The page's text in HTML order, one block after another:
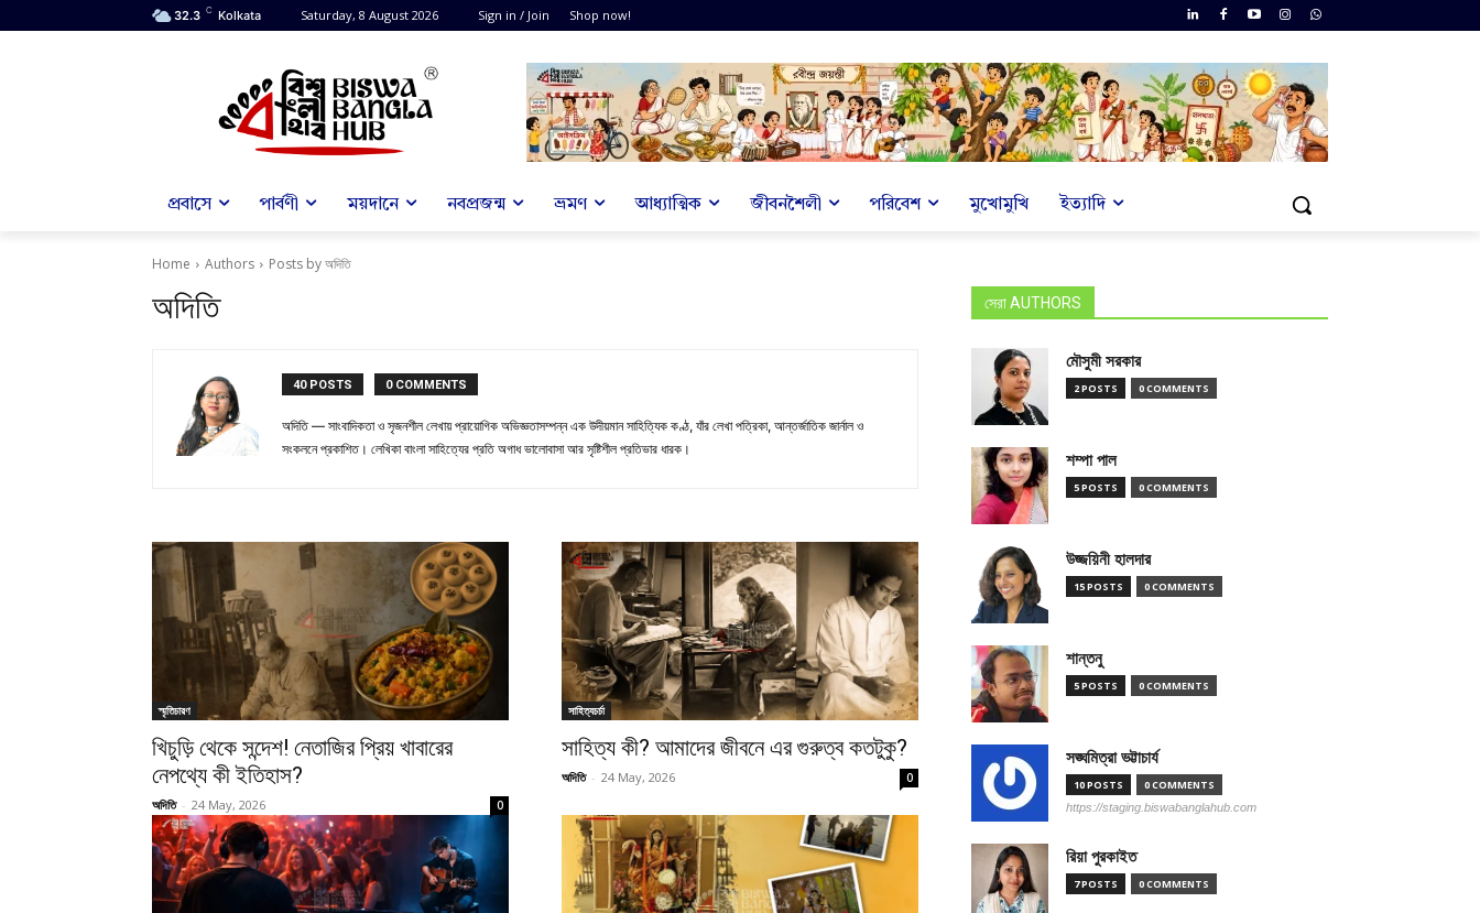
32.3 C Kolkata Saturday, 8 August 2026 Sign in / Join Shop now!
প্রবাসে পার্বণী ময়দানে নবপ্রজন্ম ভ্রমণ আধ্যাত্মিক জীবনশৈলী পরিবেশ মুখোমুখি ইত্যাদি
Home Authors Posts by অদিতি
অদিতি
40 POSTS 0 COMMENTS
অদিতি — সাংবাদিকতা ও সৃজনশীল লেখায় প্রায়োগিক অভিজ্ঞতাসম্পন্ন এক উদীয়মান সাহিত্যিক কণ্ঠ, যাঁর লেখা পত্রিকা, আন্তর্জাতিক জার্নাল ও
সংকলনে প্রকাশিত। লেখিকা বাংলা সাহিত্যের প্রতি অগাধ ভালোবাসা আর সৃষ্টিশীল প্রতিভার ধারক।
স্মৃতিচারণ
খিচুড়ি থেকে সন্দেশ! নেতাজির প্রিয় খাবারের
নেপথ্যে কী ইতিহাস?
অদিতি - 24 May, 2026 0
সাহিত্যচর্চা
সাহিত্য কী? আমাদের জীবনে এর গুরুত্ব কতটুকু?
অদিতি - 24 May, 2026 0
সেরা AUTHORS
মৌসুমী সরকার
2 POSTS 0 COMMENTS
শম্পা পাল
5 POSTS 0 COMMENTS
উজ্জয়িনী হালদার
15 POSTS 0 COMMENTS
শান্তনু
5 POSTS 0 COMMENTS
সঙ্ঘমিত্রা ভট্টাচার্য
10 POSTS 0 COMMENTS
https://staging.biswabanglahub.com
রিয়া পুরকাইত
7 POSTS 0 COMMENTS